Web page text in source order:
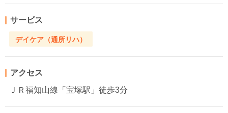
サービス
デイケア（通所リハ）
アクセス
ＪＲ福知山線「宝塚駅」徒歩3分